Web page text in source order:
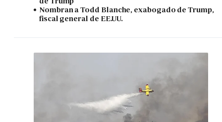
Nombran a Todd Blanche, exabogado de Trump,
fiscal general de EE.UU.